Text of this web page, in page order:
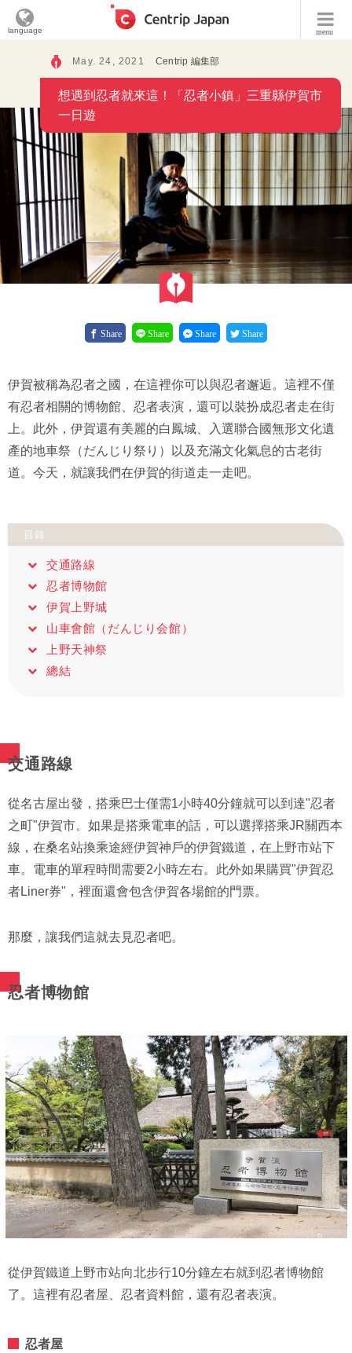
menu
language
May. 24, 2021 Centrip 編集部
想遇到忍者就來這！「忍者小鎮」三重縣伊賀市
一日遊
Share Share Share Share
伊賀被稱為忍者之國，在這裡你可以與忍者邂逅。這裡不僅
有忍者相關的博物館、忍者表演，還可以裝扮成忍者走在街
上。此外，伊賀還有美麗的白鳳城、入選聯合國無形文化遺
產的地車祭（だんじり祭り）以及充滿文化氣息的古老街
道。今天，就讓我們在伊賀的街道走一走吧。
目錄
交通路線
忍者博物館
伊賀上野城
山車會館（だんじり会館）
上野天神祭
總結
交通路線
從名古屋出發，搭乘巴士僅需1小時40分鐘就可以到達"忍者
之町"伊賀市。如果是搭乘電車的話，可以選擇搭乘JR關西本
線，在桑名站換乘途經伊賀神戶的伊賀鐵道，在上野市站下
車。電車的單程時間需要2小時左右。此外如果購買"伊賀忍
者Liner券"，裡面還會包含伊賀各場館的門票。
那麼，讓我們這就去見忍者吧。
忍者博物館
從伊賀鐵道上野市站向北步行10分鐘左右就到忍者博物館
了。這裡有忍者屋、忍者資料館，還有忍者表演。
忍者屋